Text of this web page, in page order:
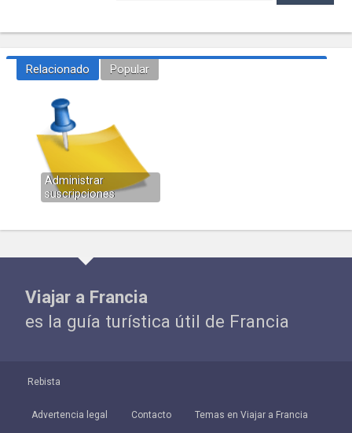
Relacionado Popular
Administrar
suscripciones
Viajar a Francia
es la guía turística útil de Francia
Rebista
Advertencia legal Contacto Temas en Viajar a Francia